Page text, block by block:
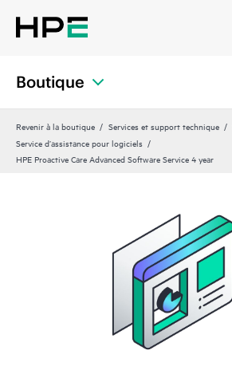
Boutique
Revenir à la boutique Services et support technique
Service d’assistance pour logiciels
HPE Proactive Care Advanced Software Service 4 year